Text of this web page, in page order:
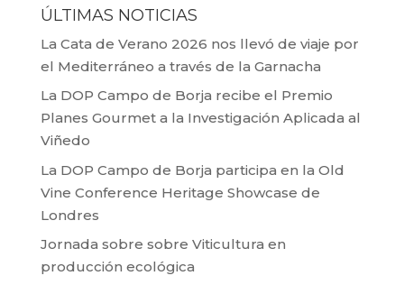
ÚLTIMAS NOTICIAS
La Cata de Verano 2026 nos llevó de viaje por
el Mediterráneo a través de la Garnacha
La DOP Campo de Borja recibe el Premio
Planes Gourmet a la Investigación Aplicada al
Viñedo
La DOP Campo de Borja participa en la Old
Vine Conference Heritage Showcase de
Londres
Jornada sobre sobre Viticultura en
producción ecológica